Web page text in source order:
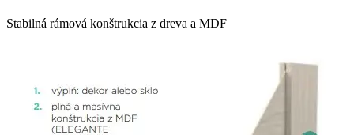
Stabilná rámová konštrukcia z dreva a MDF